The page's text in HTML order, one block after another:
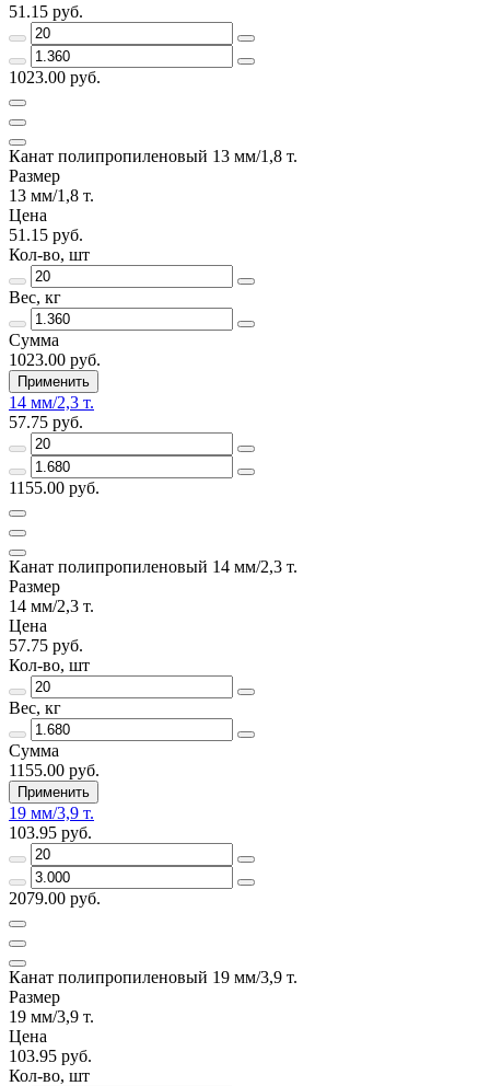
51.15 руб.
1023.00 руб.
Канат полипропиленовый 13 мм/1,8 т.
Размер
13 мм/1,8 т.
Цена
51.15 руб.
Кол-во, шт
Вес, кг
Сумма
1023.00 руб.
Применить
14 мм/2,3 т.
57.75 руб.
1155.00 руб.
Канат полипропиленовый 14 мм/2,3 т.
Размер
14 мм/2,3 т.
Цена
57.75 руб.
Кол-во, шт
Вес, кг
Сумма
1155.00 руб.
Применить
19 мм/3,9 т.
103.95 руб.
2079.00 руб.
Канат полипропиленовый 19 мм/3,9 т.
Размер
19 мм/3,9 т.
Цена
103.95 руб.
Кол-во, шт